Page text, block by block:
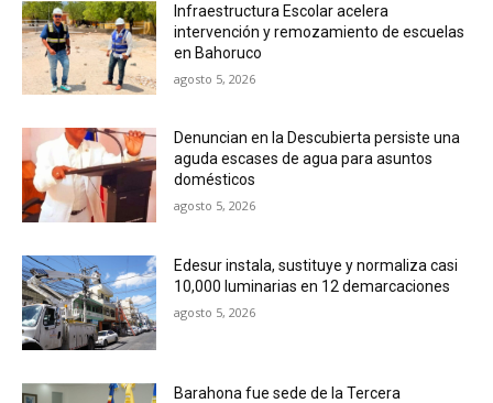
Infraestructura Escolar acelera
intervención y remozamiento de escuelas
en Bahoruco
agosto 5, 2026
Denuncian en la Descubierta persiste una
aguda escases de agua para asuntos
domésticos
agosto 5, 2026
Edesur instala, sustituye y normaliza casi
10,000 luminarias en 12 demarcaciones
agosto 5, 2026
Barahona fue sede de la Tercera